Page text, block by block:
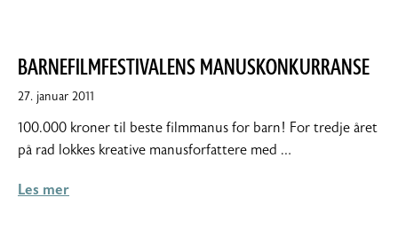
BARNEFILMFESTIVALENS MANUSKONKURRANSE
27. januar 2011
100.000 kroner til beste filmmanus for barn! For tredje året
på rad lokkes kreative manusforfattere med …
Les mer